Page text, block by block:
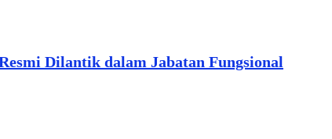
Dilantik dalam Jabatan Fungsional